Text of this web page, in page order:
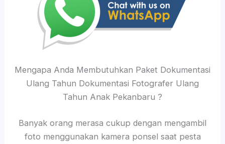
Mengapa Anda Membutuhkan Paket Dokumentasi
Ulang Tahun Dokumentasi Fotografer Ulang
Tahun Anak Pekanbaru ?
Banyak orang merasa cukup dengan mengambil
foto menggunakan kamera ponsel saat pesta